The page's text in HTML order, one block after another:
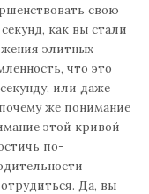
свою
как вы стали
элитных
что это
или даже
же понимание
этой кривой
по-
Да, вы